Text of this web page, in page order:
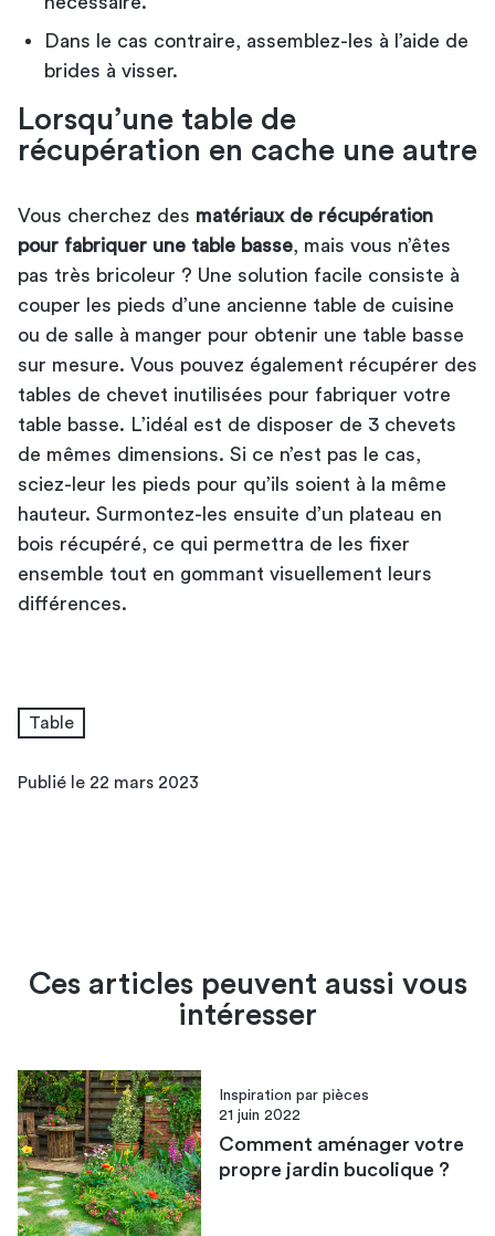
Dans le cas contraire, assemblez-les à l’aide de
brides à visser.
Lorsqu’une table de
récupération en cache une autre
Vous cherchez des matériaux de récupération
pour fabriquer une table basse , mais vous n’êtes
pas très bricoleur ? Une solution facile consiste à
couper les pieds d’une ancienne table de cuisine
ou de salle à manger pour obtenir une table basse
sur mesure. Vous pouvez également récupérer des
tables de chevet inutilisées pour fabriquer votre
table basse. L’idéal est de disposer de 3 chevets
de mêmes dimensions. Si ce n’est pas le cas,
sciez-leur les pieds pour qu’ils soient à la même
hauteur. Surmontez-les ensuite d’un plateau en
bois récupéré, ce qui permettra de les fixer
ensemble tout en gommant visuellement leurs
différences.
Table
Publié le 22 mars 2023
Ces articles peuvent aussi vous
intéresser
Inspiration par pièces
21 juin 2022
Comment aménager votre
propre jardin bucolique ?